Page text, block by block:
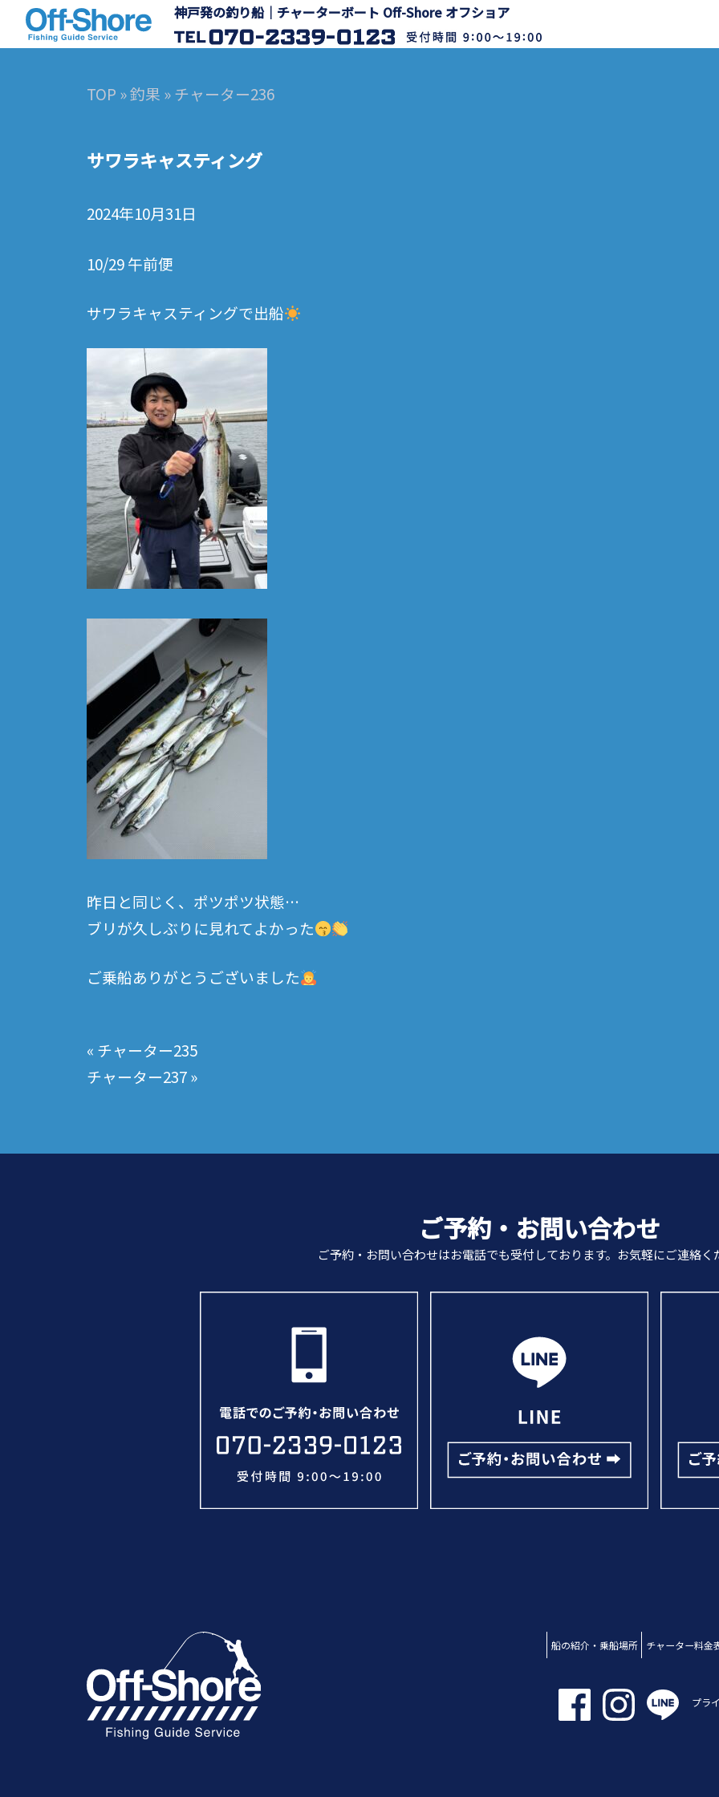
神戸発の釣り船｜チャーターボート Off-Shore オフショア
TOP »釣果 » チャーター236
サワラキャスティング
2024年10月31日
10/29 午前便
サワラキャスティングで出船
昨日と同じく、ポツポツ状態…
ブリが久しぶりに見れてよかった
ご乗船ありがとうございました
稿
ナ
ー
« チャーター235
チャーター237»
ご予約・お問い合わせ
ご予約・お問い合わせはお電話でも受付しております。 お気軽にご連絡く
船の紹介・乗船場所 チャーター料金
プラ